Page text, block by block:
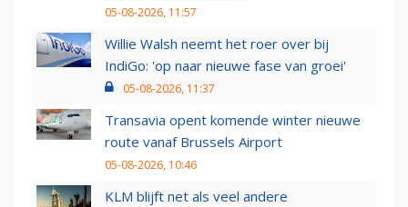
05-08-2026, 11:57
Willie Walsh neemt het roer over bij
IndiGo: 'op naar nieuwe fase van groei'
05-08-2026, 11:37
Transavia opent komende winter nieuwe
route vanaf Brussels Airport
05-08-2026, 10:46
KLM blijft net als veel andere